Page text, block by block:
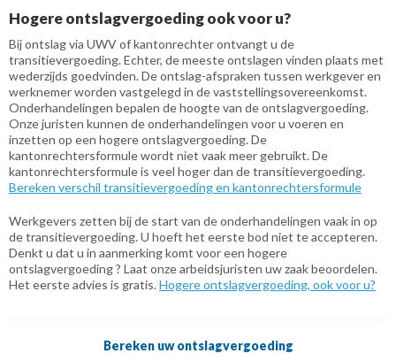
Hogere ontslagvergoeding ook voor u?
Bij ontslag via UWV of kantonrechter ontvangt u de
transitievergoeding. Echter, de meeste ontslagen vinden plaats met
wederzijds goedvinden. De ontslag-afspraken tussen werkgever en
werknemer worden vastgelegd in de vaststellingsovereenkomst.
Onderhandelingen bepalen de hoogte van de ontslagvergoeding.
Onze juristen kunnen de onderhandelingen voor u voeren en
inzetten op een hogere ontslagvergoeding. De
kantonrechtersformule wordt niet vaak meer gebruikt. De
kantonrechtersformule is veel hoger dan de transitievergoeding.
Bereken verschil transitievergoeding en kantonrechtersformule
Werkgevers zetten bij de start van de onderhandelingen vaak in op
de transitievergoeding. U hoeft het eerste bod niet te accepteren.
Denkt u dat u in aanmerking komt voor een hogere
ontslagvergoeding ? Laat onze arbeidsjuristen uw zaak beoordelen.
Het eerste advies is gratis.Hogere ontslagvergoeding, ook voor u?
Bereken uw ontslagvergoeding